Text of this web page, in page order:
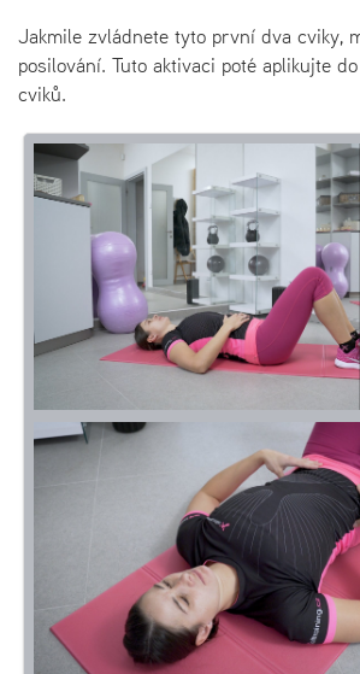
Jakmile zvládnete tyto první dva cviky,
posilování. Tuto aktivaci poté aplikujte
cviků.